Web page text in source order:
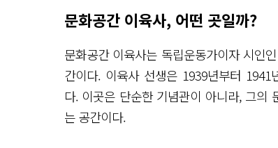
문화공간 이육사, 어떤 곳일까?
문화공간 이육사는 독립운동가이자 시인
간이다. 이육사 선생은 1939년부터
다. 이곳은 단순한 기념관이 아니라, 그의
는 공간이다.